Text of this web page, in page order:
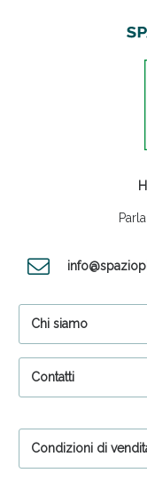
Chi siamo
Contatti
Condizioni di